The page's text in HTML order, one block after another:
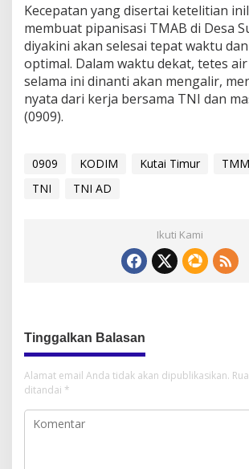
Kecepatan yang disertai ketelitian
membuat pipanisasi TMAB di Desa
diyakini akan selesai tepat waktu
optimal. Dalam waktu dekat, tetes
selama ini dinanti akan mengalir,
nyata dari kerja bersama TNI dan
(0909).
0909 KODIM Kutai Timur
TNI
TNI AD
Ikuti Kami
Tinggalkan Balasan
Alamat email Anda tidak akan dipublikasikan.
ditandai *